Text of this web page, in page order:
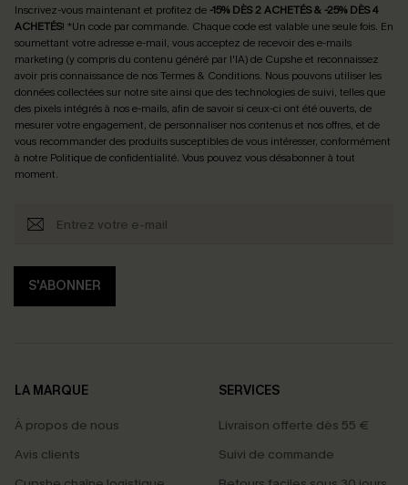
Inscrivez-vous maintenant et profitez de -15% DÈS 2 ACHETÉS & -25% DÈS 4
ACHETÉS! *Un code par commande. Chaque code est valable une seule fois. En
soumettant votre adresse e-mail, vous acceptez de recevoir des e-mails
marketing (y compris du contenu généré par l'IA) de Cupshe et reconnaissez
avoir pris connaissance de nosTermes & Conditions. Nous pouvons utiliser les
données collectées sur notre site ainsi que des technologies de suivi, telles que
des pixels intégrés à nos e-mails, afin de savoir si ceux-ci ont été ouverts, de
mesurer votre engagement, de personnaliser nos contenus et nos offres, et de
vous recommander des produits susceptibles de vous intéresser, conformément
à notre Politique de confidentialité. Vous pouvez vous désabonner à tout
moment.
S'ABONNER
LA MARQUE
À propos de nous
Avis clients
SERVICES
Livraison offerte dès 55 €
Suivi de commande